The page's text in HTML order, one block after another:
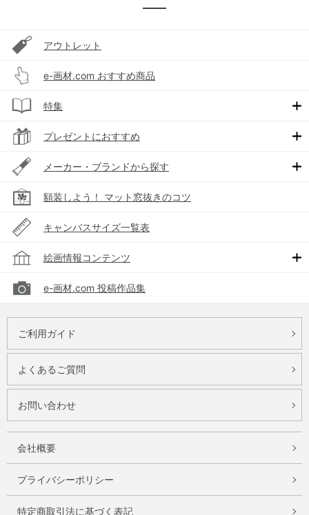
アウトレット
e-画材.com おすすめ商品
特集
プレゼントにおすすめ
メーカー・ブランドから探す
額装しよう！ マット窓抜きのコツ
キャンバスサイズ一覧表
絵画情報コンテンツ
e-画材.com 投稿作品集
ご利用ガイド
よくあるご質問
お問い合わせ
会社概要
プライバシーポリシー
特定商取引法に基づく表記